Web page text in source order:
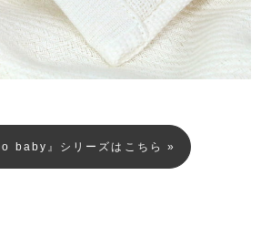
baby』シリーズはこちら »